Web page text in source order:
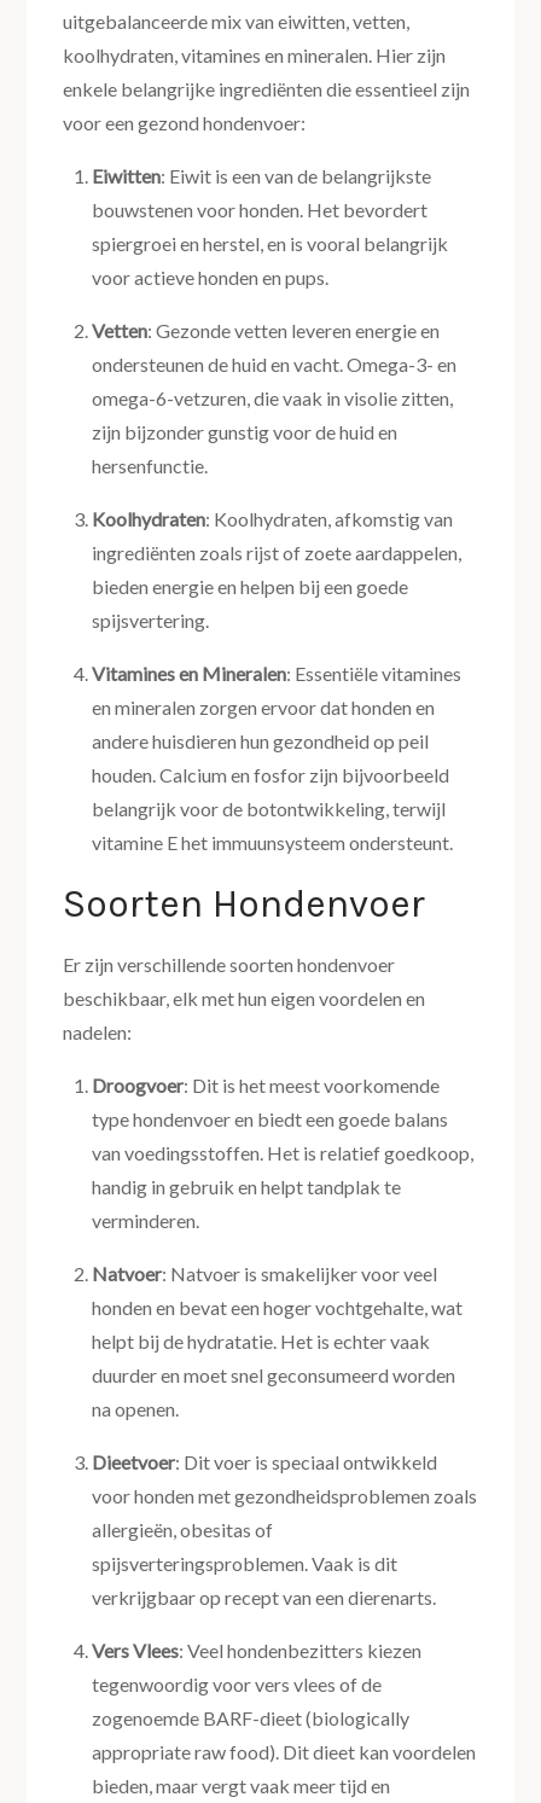
uitgebalanceerde mix van eiwitten, vetten,
koolhydraten, vitamines en mineralen. Hier zijn
enkele belangrijke ingrediënten die essentieel zijn
voor een gezond hondenvoer:
Eiwitten: Eiwit is een van de belangrijkste
bouwstenen voor honden. Het bevordert
spiergroei en herstel, en is vooral belangrijk
voor actieve honden en pups.
Vetten: Gezonde vetten leveren energie en
ondersteunen de huid en vacht. Omega-3- en
omega-6-vetzuren, die vaak in visolie zitten,
zijn bijzonder gunstig voor de huid en
hersenfunctie.
Koolhydraten: Koolhydraten, afkomstig van
ingrediënten zoals rijst of zoete aardappelen,
bieden energie en helpen bij een goede
spijsvertering.
Vitamines en Mineralen: Essentiële vitamines
en mineralen zorgen ervoor dat honden en
andere huisdieren hun gezondheid op peil
houden. Calcium en fosfor zijn bijvoorbeeld
belangrijk voor de botontwikkeling, terwijl
vitamine E het immuunsysteem ondersteunt.
Soorten Hondenvoer
Er zijn verschillende soorten hondenvoer
beschikbaar, elk met hun eigen voordelen en
nadelen:
Droogvoer: Dit is het meest voorkomende
type hondenvoer en biedt een goede balans
van voedingsstoffen. Het is relatief goedkoop,
handig in gebruik en helpt tandplak te
verminderen.
Natvoer: Natvoer is smakelijker voor veel
honden en bevat een hoger vochtgehalte, wat
helpt bij de hydratatie. Het is echter vaak
duurder en moet snel geconsumeerd worden
na openen.
Dieetvoer: Dit voer is speciaal ontwikkeld
voor honden met gezondheidsproblemen zoals
allergieën, obesitas of
spijsverteringsproblemen. Vaak is dit
verkrijgbaar op recept van een dierenarts.
Vers Vlees: Veel hondenbezitters kiezen
tegenwoordig voor vers vlees of de
zogenoemde BARF-dieet (biologically
appropriate raw food). Dit dieet kan voordelen
bieden, maar vergt vaak meer tijd en